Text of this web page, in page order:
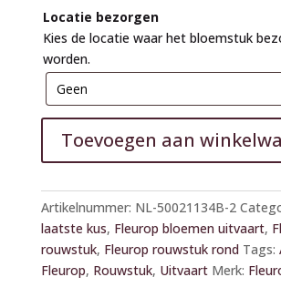
Locatie bezorgen
Kies de locatie waar het bloemstuk
worden.
Toevoegen aan
l
t
e
r
n
Artikelnummer: NL-50021134B-2
laatste kus, Fleurop bloemen uitvaart,
rouwstuk, Fleurop rouwstuk rond Tags:
Fleurop, Rouwstuk, Uitvaart Merk: